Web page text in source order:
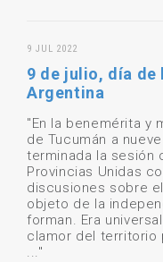
9 JUL 2022
9 de julio, día de
Argentina
"En la benemérita y
de Tucumán a
terminada la sesión
Provincias Unidas
discusiones sobre
objeto de la
forman. Era
clamor del territorio
..."